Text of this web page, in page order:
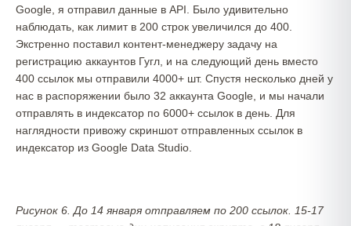
Google, я отправил данные в API. Было удивительно
наблюдать, как лимит в 200 строк увеличился до 400.
Экстренно поставил контент-менеджеру задачу на
регистрацию аккаунтов Гугл, и на следующий день вместо
400 ссылок мы отправили 4000+ шт. Спустя несколько дней у
нас в распоряжении было 32 аккаунта Google, и мы начали
отправлять в индексатор по 6000+ ссылок в день. Для
наглядности привожу скриншот отправленных ссылок в
индексатор из Google Data Studio.
Рисунок 6. До 14 января отправляем по 200 ссылок. 15-17